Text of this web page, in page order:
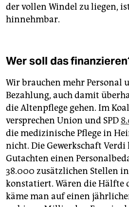
der vollen Windel zu liegen,
hinnehmbar.
Wer soll das
Wir brauchen mehr Personal
Bezahlung, auch damit
die Altenpflege gehen. Im
versprechen Union und SPD
die medizinische Pflege in
nicht. Die Gewerkschaft
Gutachten einen
38.000 zusätzlichen Stellen
konstatiert. Wären die Hälfte
käme man auf einen